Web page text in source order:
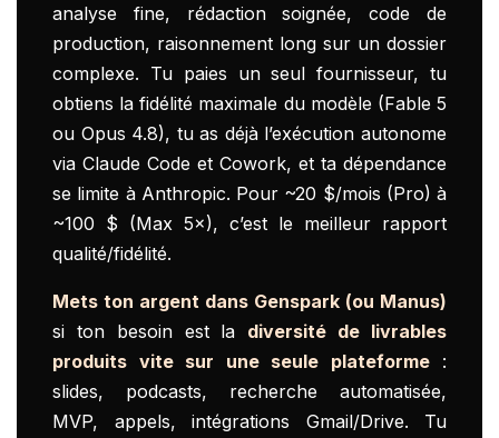
analyse fine, rédaction soignée, code de
production, raisonnement long sur un dossier
complexe. Tu paies un seul fournisseur, tu
obtiens la fidélité maximale du modèle (Fable 5
ou Opus 4.8), tu as déjà l’exécution autonome
via Claude Code et Cowork, et ta dépendance
se limite à Anthropic. Pour ~20 $/mois (Pro) à
~100 $ (Max 5×), c’est le meilleur rapport
qualité/fidélité.
Mets ton argent dans Genspark (ou Manus)
si ton besoin est la diversité de livrables
produits vite sur une seule plateforme:
slides, podcasts, recherche automatisée,
MVP, appels, intégrations Gmail/Drive. Tu